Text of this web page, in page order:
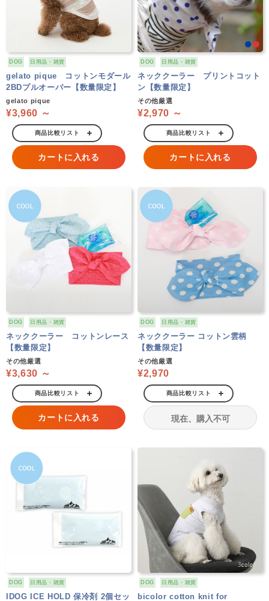
DOG 日用品・雑貨
gelato pique コットンモダール
2BDプルオーバー【数量限定】
gelato pique
¥3,960 ～
商品比較リスト
カートに入れる
DOG 日用品・雑貨
ネッククーラー プリントコット
ン【数量限定】
その他厳選
¥2,970 ～
商品比較リスト
カートに入れる
DOG 日用品・雑貨
ネッククーラー コットンレース
【数量限定】
その他厳選
¥3,630 ～
商品比較リスト
カートに入れる
DOG 日用品・雑貨
ネッククーラー コットン雲柄
【数量限定】
その他厳選
¥2,970
商品比較リスト
現在、購入不可
DOG 日用品・雑貨
IDOG ICE HOLD 保冷剤 2個セッ
DOG 日用品・雑貨
bicolor cotton knit for